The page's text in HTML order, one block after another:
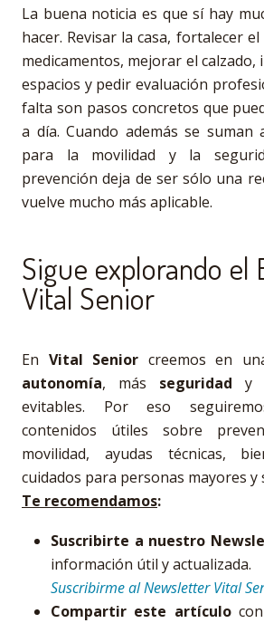
La buena noticia es que sí hay
hacer. Revisar la casa, fortalecer
medicamentos, mejorar el
espacios y pedir evaluación
falta son pasos concretos que
a día. Cuando además se suman
para la movilidad y la
prevención deja de ser sólo una
vuelve mucho más aplicable.
Sigue explorando el
Vital Senior
En Vital Senior creemos en
autonomía, más seguridad y
evitables. Por eso
contenidos útiles sobre
movilidad, ayudas técnicas,
cuidados para personas mayores y
Te recomendamos:
Suscribirte a nuestro
información útil y actualizada.
Suscribirme al Newsletter Vital
Compartir este artículocon